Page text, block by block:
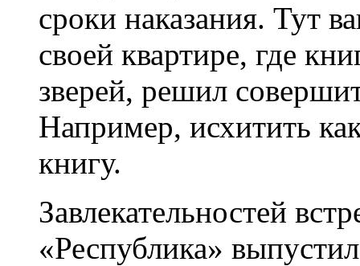
сроки наказания. Тут
своей квартире, где
зверей, решил
Например, исхитить
книгу.
Завлекательностей
«Республика»